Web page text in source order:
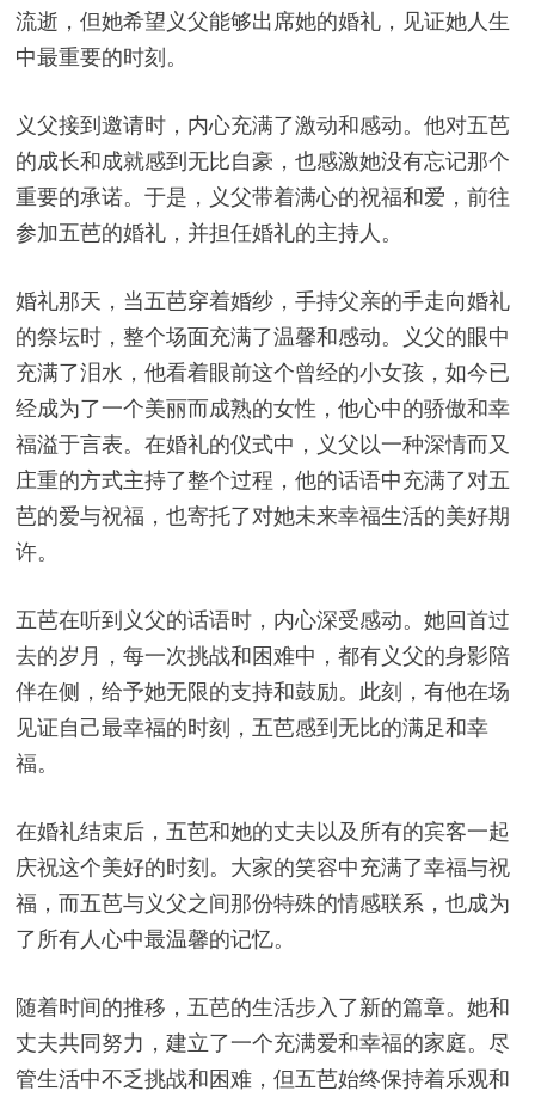
流逝，但她希望义父能够出席她的婚礼，见证她人生
中最重要的时刻。
义父接到邀请时，内心充满了激动和感动。他对五芭
的成长和成就感到无比自豪，也感激她没有忘记那个
重要的承诺。于是，义父带着满心的祝福和爱，前往
参加五芭的婚礼，并担任婚礼的主持人。
婚礼那天，当五芭穿着婚纱，手持父亲的手走向婚礼
的祭坛时，整个场面充满了温馨和感动。义父的眼中
充满了泪水，他看着眼前这个曾经的小女孩，如今已
经成为了一个美丽而成熟的女性，他心中的骄傲和幸
福溢于言表。在婚礼的仪式中，义父以一种深情而又
庄重的方式主持了整个过程，他的话语中充满了对五
芭的爱与祝福，也寄托了对她未来幸福生活的美好期
许。
五芭在听到义父的话语时，内心深受感动。她回首过
去的岁月，每一次挑战和困难中，都有义父的身影陪
伴在侧，给予她无限的支持和鼓励。此刻，有他在场
见证自己最幸福的时刻，五芭感到无比的满足和幸
福。
在婚礼结束后，五芭和她的丈夫以及所有的宾客一起
庆祝这个美好的时刻。大家的笑容中充满了幸福与祝
福，而五芭与义父之间那份特殊的情感联系，也成为
了所有人心中最温馨的记忆。
随着时间的推移，五芭的生活步入了新的篇章。她和
丈夫共同努力，建立了一个充满爱和幸福的家庭。尽
管生活中不乏挑战和困难，但五芭始终保持着乐观和